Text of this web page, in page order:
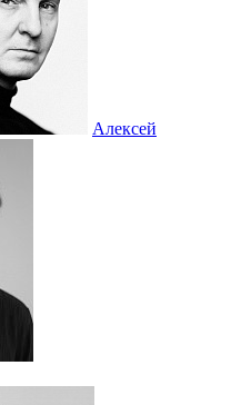
Алексей